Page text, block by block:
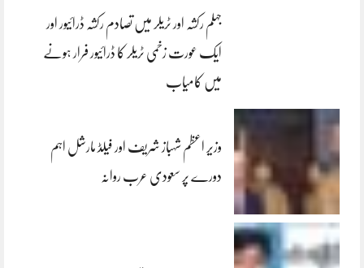
جہلم رکشہ اور ٹریلر میں تصادم رکشہ ڈرائیور اور
ایک عورت زخمی ٹریلر کا ڈرائیور فرار ہونے
میں کامیاب
وزیر اعظم شہباز شریف اور فیلڈ مارشل اہم
دورے پر سعودی عرب روانہ